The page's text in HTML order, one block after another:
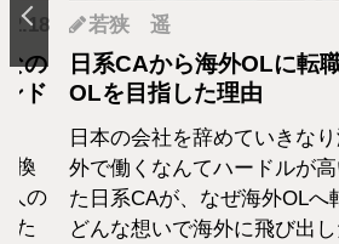
の
ド
換
人の
た
若狭 遥
日系CAから海外OLに転
OLを目指した理由
日本の会社を辞めていきな
外で働くなんてハードルが
た日系CAが、なぜ海外OLへ
どんな想いで海外に飛び出